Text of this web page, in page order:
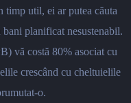
timp util, ei ar putea căuta
planificat nesustenabil.
vă costă 80% asociat cu
crescând cu cheltuielile
o.